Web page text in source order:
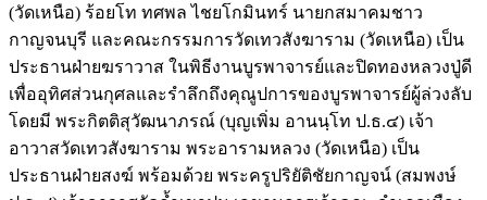
(วัดเหนือ) ร้อยโท ทศพล ไชยโกมินทร์ นายกสมาคมชาว
กาญจนบุรี และคณะกรรมการวัดเทวสังฆาราม (วัดเหนือ) เป็น
ประธานฝ่ายฆราวาส ในพิธีงานบูรพาจารย์และปิดทองหลวงปู่ดี
เพื่ออุทิศส่วนกุศลและรำลึกถึงคุณูปการของบูรพาจารย์ผู้ล่วงลับ
โดยมี พระกิตติสุวัฒนาภรณ์ (บุญเพิ่ม อานนฺโท ป.ธ.๔) เจ้า
อาวาสวัดเทวสังฆาราม พระอารามหลวง (วัดเหนือ) เป็น
ประธานฝ่ายสงฆ์ พร้อมด้วย พระครูปริยัติชัยกาญจน์ (สมพงษ์